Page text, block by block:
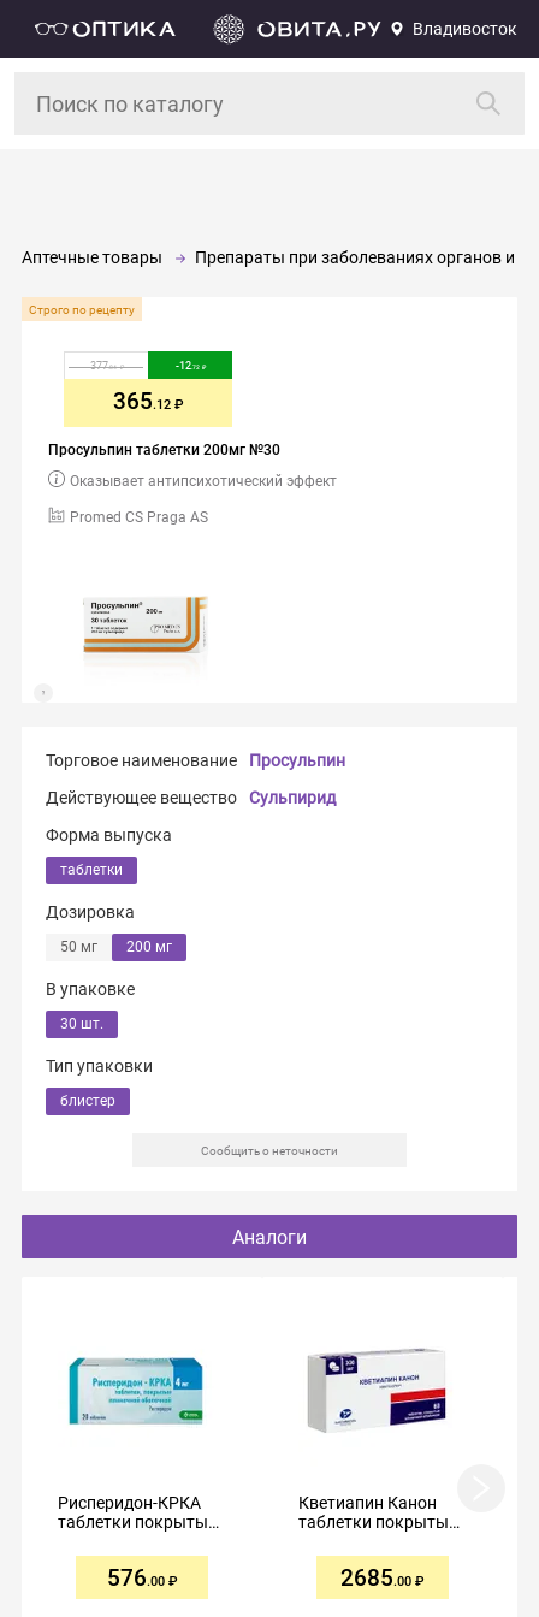
Владивосток
Аптечные товары Препараты при заболеваниях органов и
Строго по рецепту
Просульпин таблетки 200мг №30
Promed CS Praga AS
Оказывает антипсихотический эффект
377.84 -12.72
365.12
Торговое наименование
Просульпин
Действующее вещество
Сульпирид
Форма выпуска
таблетки
Дозировка
50 мг 200 мг
В упаковке
30 шт.
Тип упаковки
блистер
Сообщить о неточности
Аналоги
Рисперидон-КРКА
таблетки покрытые
оболочкой 4мг №20
576.00
Кветиапин Канон
таблетки покрытые
оболочкой 300мг
2685.00